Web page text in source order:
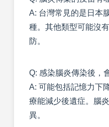
A: 台灣常見的是日本
種。其他類型可能沒
防。
Q: 感染腦炎傳染後，
A: 可能包括記憶力下
療能減少後遺症。腦
異。